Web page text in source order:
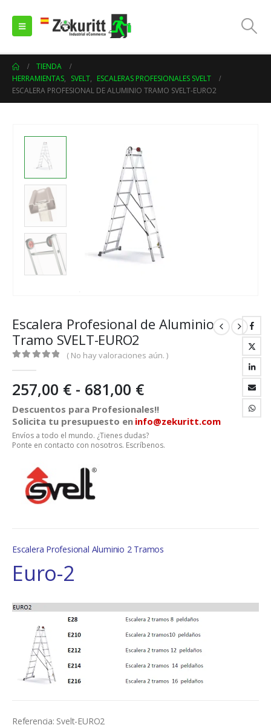
TIENDA
HERRAMIENTAS, SVELT, ESCALERAS PROFESIONALES SVELT
ESCALERA PROFESIONAL DE ALUMINIO TRAMO SVELT-EURO2
Escalera Profesional de Aluminio
Tramo SVELT-EURO2
( No hay valoraciones aún. )
257,00 € - 681,00 €Rango
de
precios:
desde
257,00 €
Descuentos para Profesionales!!
Solicita tu presupuesto en info@zekuritt.com
Envíos a todo el mundo. ¿Tienes dudas?
Ponte en contacto con nosotros. Escríbenos.
Escalera Profesional Aluminio 2 Tramos
Euro-2
Referencia: Svelt-EURO2